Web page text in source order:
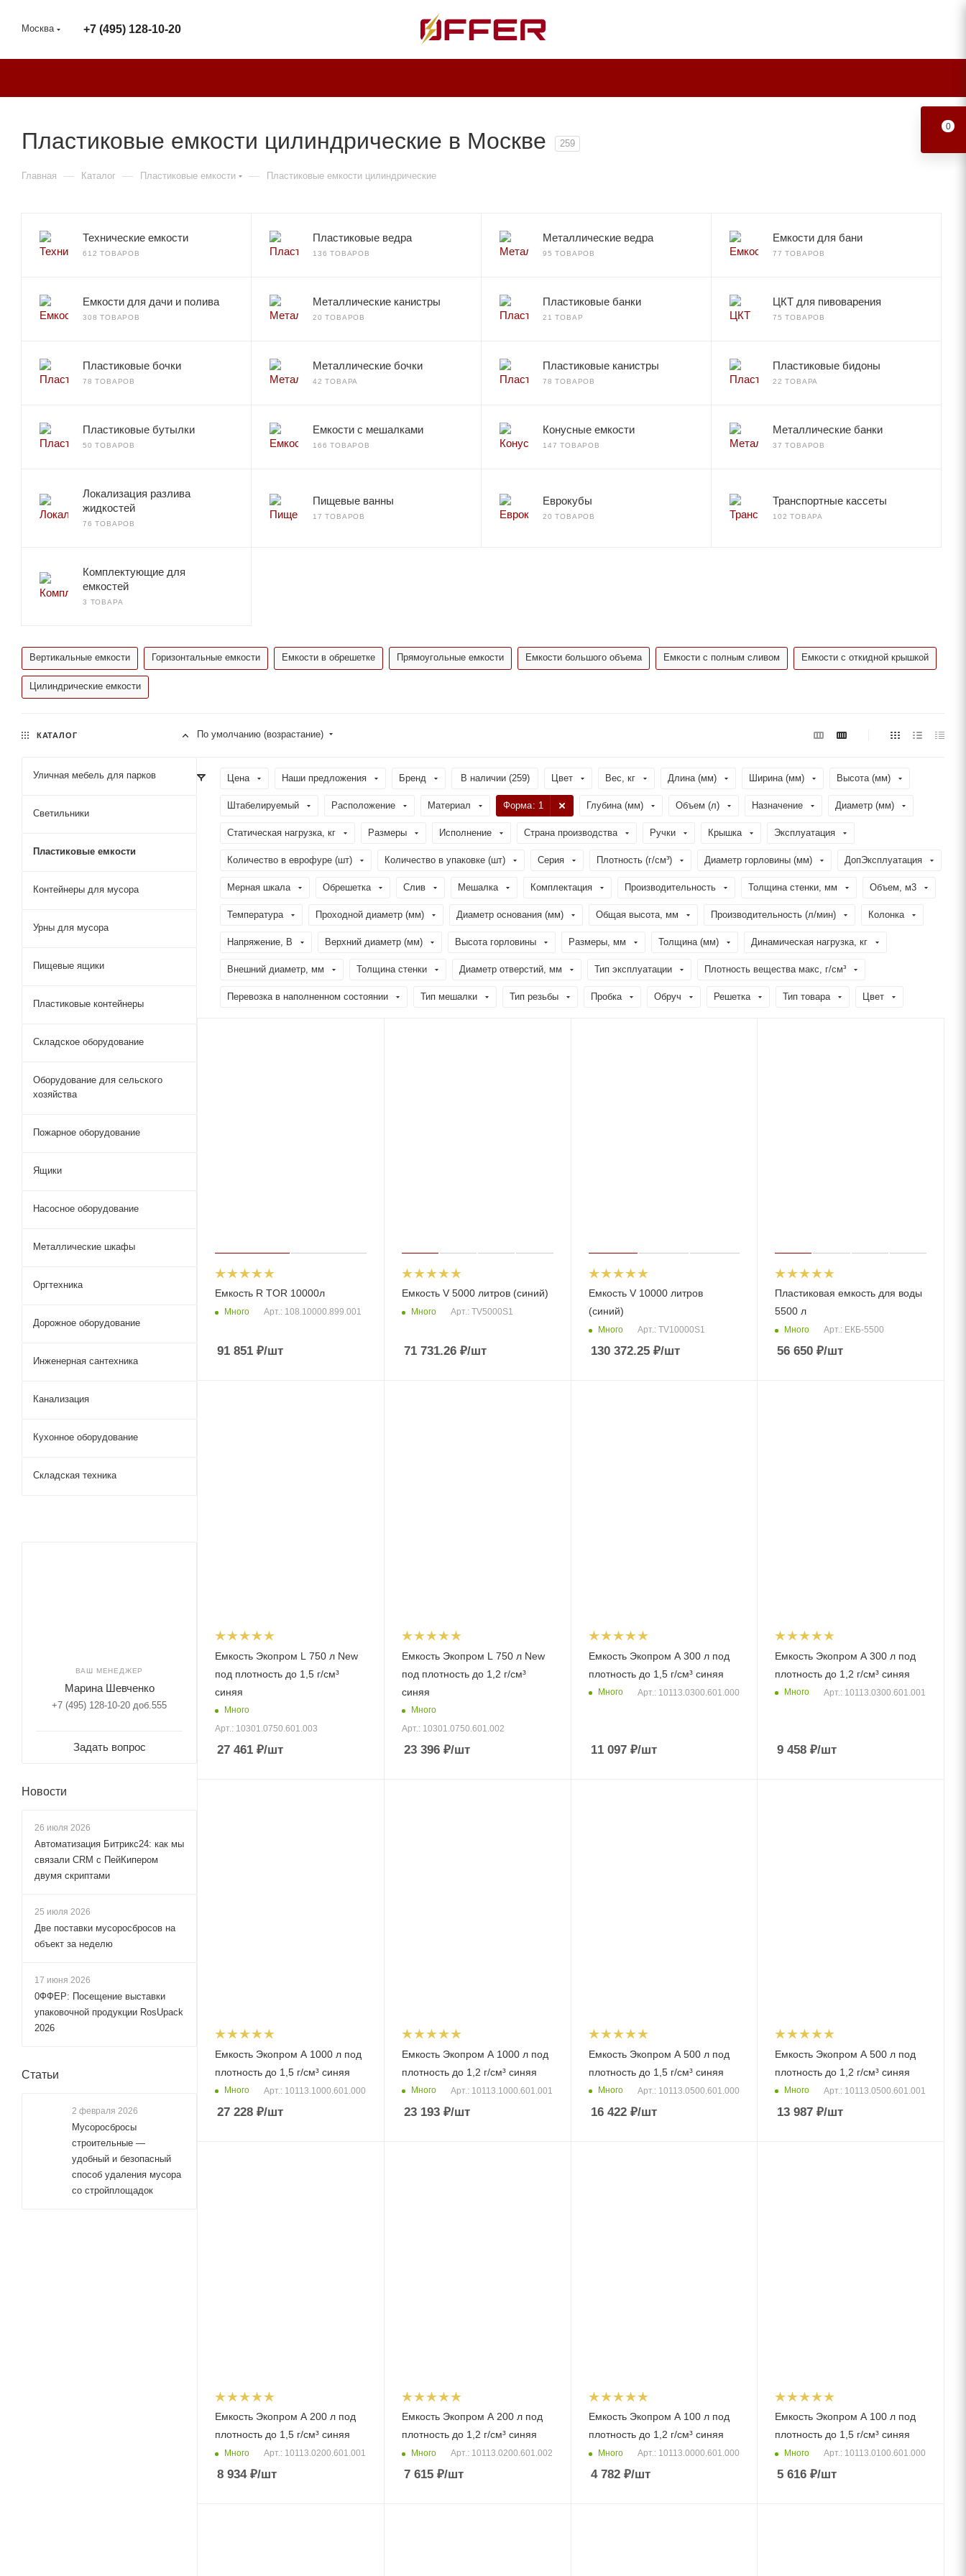
Москва +7 (495) 128-10-20
Пластиковые емкости цилиндрические в Москве 259
Главная — Каталог — Пластиковые емкости — Пластиковые емкости цилиндрические
Технические емкости
612 ТОВАРОВ
Пластиковые ведра
136 ТОВАРОВ
Металлические ведра
95 ТОВАРОВ
Емкости для бани
77 ТОВАРОВ
Емкости для дачи и полива
308 ТОВАРОВ
Металлические канистры
20 ТОВАРОВ
Пластиковые банки
21 ТОВАР
ЦКТ для пивоварения
75 ТОВАРОВ
Пластиковые бочки
78 ТОВАРОВ
Металлические бочки
42 ТОВАРА
Пластиковые канистры
78 ТОВАРОВ
Пластиковые бидоны
22 ТОВАРА
Пластиковые бутылки
50 ТОВАРОВ
Емкости с мешалками
166 ТОВАРОВ
Конусные емкости
147 ТОВАРОВ
Металлические банки
37 ТОВАРОВ
Локализация разлива
жидкостей
76 ТОВАРОВ
Пищевые ванны
17 ТОВАРОВ
Еврокубы
20 ТОВАРОВ
Транспортные кассеты
102 ТОВАРА
Комплектующие для
емкостей
3 ТОВАРА
Вертикальные емкости Горизонтальные емкости Емкости в обрешетке Прямоугольные емкости Емкости большого объема Емкости с полным сливом Емкости с откидной крышкой
Цилиндрические емкости
По умолчанию (возрастание)
Цена Наши предложения Бренд В наличии (259) Цвет Вес, кг Длина (мм) Ширина (мм) Высота (мм)
Штабелируемый Расположение Материал Форма: 1 Глубина (мм) Объем (л) Назначение Диаметр (мм)
Статическая нагрузка, кг Размеры Исполнение Страна производства Ручки Крышка Эксплуатация
Количество в еврофуре (шт) Количество в упаковке (шт) Серия Плотность (г/см³) Диаметр горловины (мм) ДопЭксплуатация
Мерная шкала Обрешетка Слив Мешалка Комплектация Производительность Толщина стенки, мм Объем, м3
Температура Проходной диаметр (мм) Диаметр основания (мм) Общая высота, мм Производительность (л/мин) Колонка
Напряжение, В Верхний диаметр (мм) Высота горловины Размеры, мм Толщина (мм) Динамическая нагрузка, кг
Внешний диаметр, мм Толщина стенки Диаметр отверстий, мм Тип эксплуатации Плотность вещества макс, г/см³
Перевозка в наполненном состоянии Тип мешалки Тип резьбы Пробка Обруч Решетка Тип товара Цвет
Емкость R TOR 10000л
Много Арт.: 108.10000.899.001
91 851 ₽/шт
Емкость V 5000 литров (синий)
Много Арт.: TV5000S1
71 731.26₽/шт
Емкость V 10000 литров
(синий)
Много Арт.: TV10000S1
130 372.25₽/шт
Пластиковая емкость для воды
5500 л
Много Арт.: ЕКБ-5500
56 650 ₽/шт
Емкость Экопром L 750 л New
под плотность до 1,5 г/см³
синяя
Много
Арт.: 10301.0750.601.003
27 461 ₽/шт
Емкость Экопром L 750 л New
под плотность до 1,2 г/см³
синяя
Много
Арт.: 10301.0750.601.002
23 396₽/шт
Емкость Экопром A 300 л под
плотность до 1,5 г/см³ синяя
Много Арт.: 10113.0300.601.000
11 097₽/шт
Емкость Экопром A 300 л под
плотность до 1,2 г/см³ синяя
Много Арт.: 10113.0300.601.001
9 458 ₽/шт
Емкость Экопром A 1000 л под
плотность до 1,5 г/см³ синяя
Много Арт.: 10113.1000.601.000
27 228 ₽/шт
Емкость Экопром A 1000 л под
плотность до 1,2 г/см³ синяя
Много Арт.: 10113.1000.601.001
23 193₽/шт
Емкость Экопром A 500 л под
плотность до 1,5 г/см³ синяя
Много Арт.: 10113.0500.601.000
16 422₽/шт
Емкость Экопром A 500 л под
плотность до 1,2 г/см³ синяя
Много Арт.: 10113.0500.601.001
13 987 ₽/шт
Емкость Экопром A 200 л под
плотность до 1,5 г/см³ синяя
Много Арт.: 10113.0200.601.001
8 934₽/шт
Емкость Экопром A 200 л под
плотность до 1,2 г/см³ синяя
Много Арт.: 10113.0200.601.002
7 615₽/шт
Емкость Экопром A 100 л под
плотность до 1,2 г/см³ синяя
Много Арт.: 10113.0000.601.000
4 782₽/шт
Емкость Экопром A 100 л под
плотность до 1,5 г/см³ синяя
Много Арт.: 10113.0100.601.000
5 616 ₽/шт
КАТАЛОГ
Уличная мебель для парков
Светильники
Пластиковые емкости
Контейнеры для мусора
Урны для мусора
Пищевые ящики
Пластиковые контейнеры
Складское оборудование
Оборудование для сельского
хозяйства
Пожарное оборудование
Ящики
Насосное оборудование
Металлические шкафы
Оргтехника
Дорожное оборудование
Инженерная сантехника
Канализация
Кухонное оборудование
Складская техника
ВАШ МЕНЕДЖЕР
Марина Шевченко
+7 (495) 128-10-20 доб.555
Задать вопрос
Новости
26 июля 2026
Автоматизация Битрикс24: как мы
связали CRM с ПейКипером
двумя скриптами
25 июля 2026
Две поставки мусоросбросов на
объект за неделю
17 июня 2026
0ФФЕР: Посещение выставки
упаковочной продукции RosUpack
2026
Статьи
2 февраля 2026
Мусоросбросы
строительные —
удобный и безопасный
способ удаления мусора
со стройплощадок
0